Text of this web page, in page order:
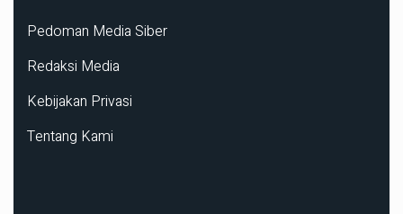
Pedoman Media Siber
Redaksi Media
Kebijakan Privasi
Tentang Kami